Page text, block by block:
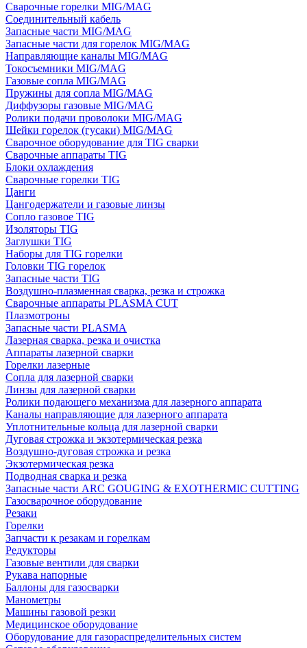
Сварочные горелки MIG/MAG
Соединительный кабель
Запасные части MIG/MAG
Запасные части для горелок MIG/MAG
Направляющие каналы MIG/MAG
Токосъемники MIG/MAG
Газовые сопла MIG/MAG
Пружины для сопла MIG/MAG
Диффузоры газовые MIG/MAG
Ролики подачи проволоки MIG/MAG
Шейки горелок (гусаки) MIG/MAG
Сварочное оборудование для TIG сварки
Сварочные аппараты TIG
Блоки охлаждения
Сварочные горелки TIG
Цанги
Цангодержатели и газовые линзы
Сопло газовое TIG
Изоляторы TIG
Заглушки TIG
Наборы для TIG горелки
Головки TIG горелок
Запасные части TIG
Воздушно-плазменная сварка, резка и строжка
Сварочные аппараты PLASMA CUT
Плазмотроны
Запасные части PLASMA
Лазерная сварка, резка и очистка
Аппараты лазерной сварки
Горелки лазерные
Сопла для лазерной сварки
Линзы для лазерной сварки
Ролики подающего механизма для лазерного аппарата
Каналы направляющие для лазерного аппарата
Уплотнительные кольца для лазерной сварки
Дуговая строжка и экзотермическая резка
Воздушно-дуговая строжка и резка
Экзотермическая резка
Подводная сварка и резка
Запасные части ARC GOUGING & EXOTHERMIC CUTTING
Газосварочное оборудование
Резаки
Горелки
Запчасти к резакам и горелкам
Редукторы
Газовые вентили для сварки
Рукава напорные
Баллоны для газосварки
Манометры
Машины газовой резки
Медицинское оборудование
Оборудование для газораспределительных систем